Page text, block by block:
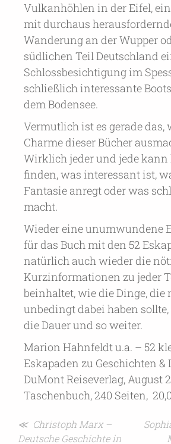
Vulkanhöhlen in der Eifel,
mit durchaus
Wanderung an der Wupper
südlichen Teil Deutschland
Schlossbesichtigung im
schließlich interessante
dem Bodensee.
Vermutlich ist es gerade das,
Charme dieser Bücher
Wirklich jeder und jede kann
finden, was interessant ist,
Fantasie anregt oder was
macht.
Wieder eine unumwundene
für das Buch mit den 52
natürlich auch wieder die
Kurzinformationen zu jeder
beinhaltet, wie die Dinge, die
unbedingt dabei haben
die Dauer und so weiter.
Marion Hahnfeldt u.a. – 52
Eskapaden zu Geschichten &
DuMont Reiseverlag, August
Taschenbuch, 240 Seiten,
Beitragsnavigation
≪ Christoph Marx –
Deutsche Geschichte in